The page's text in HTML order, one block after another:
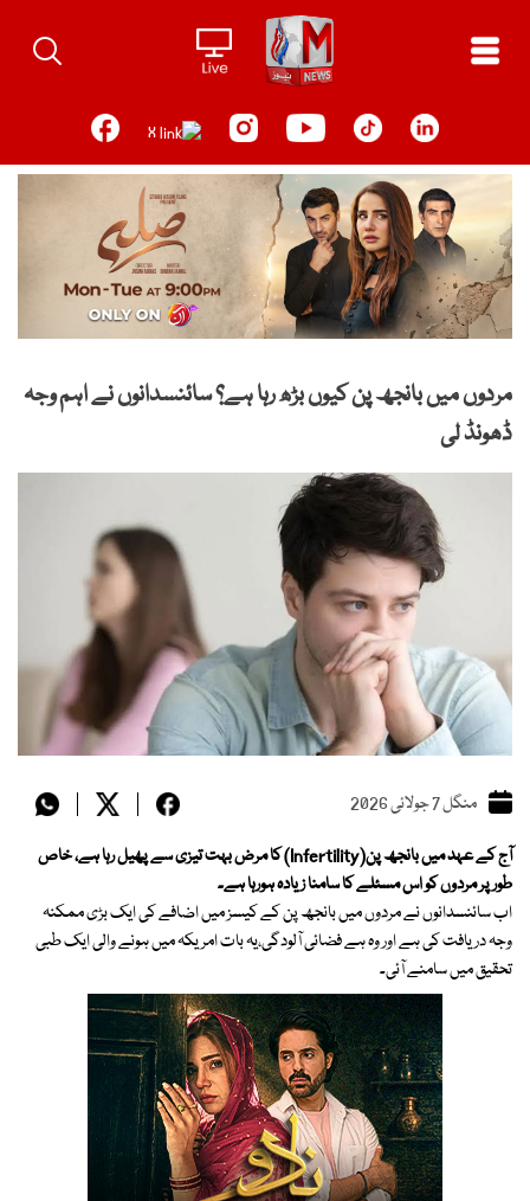
content
مردوں میں بانجھ پن کیوں بڑھ رہا ہے؟ سائنسدانوں نے اہم وجہ
ڈھونڈ لی
منگل 7 جولائی 2026
آج کے عہد میں بانجھ پن(Infertility) کا مرض بہت تیزی سے پھیل رہا ہے، خاص
طور پر مردوں کو اس مسئلے کا سامنا زیادہ ہورہا ہے۔
اب سائنسدانوں نے مردوں میں بانجھ پن کے کیسز میں اضافے کی ایک بڑی ممکنہ
وجہ دریافت کی ہے اور وہ ہے فضائی آلودگی،یہ بات امریکہ میں ہونے والی ایک طبی
تحقیق میں سامنے آئی۔